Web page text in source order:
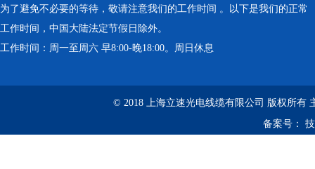
为了避免不必要的等待，敬请注意我们的工作时间 。以下是我们的正常
工作时间，中国大陆法定节假日除外。
工作时间：周一至周六 早8:00-晚18:00。周日休息
© 2018 上海立速光电线缆有限公司 版权所有
备案号：